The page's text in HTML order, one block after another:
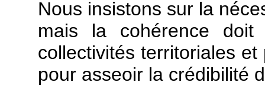
Nous insistons sur la
mais la cohérence
collectivités territoriales
pour asseoir la crédibilité